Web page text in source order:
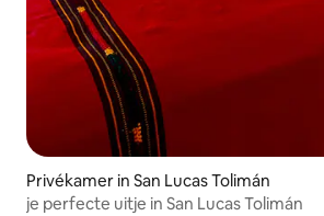
Privékamer in San Lucas Tolimán
je perfecte uitje in San Lucas Tolimán